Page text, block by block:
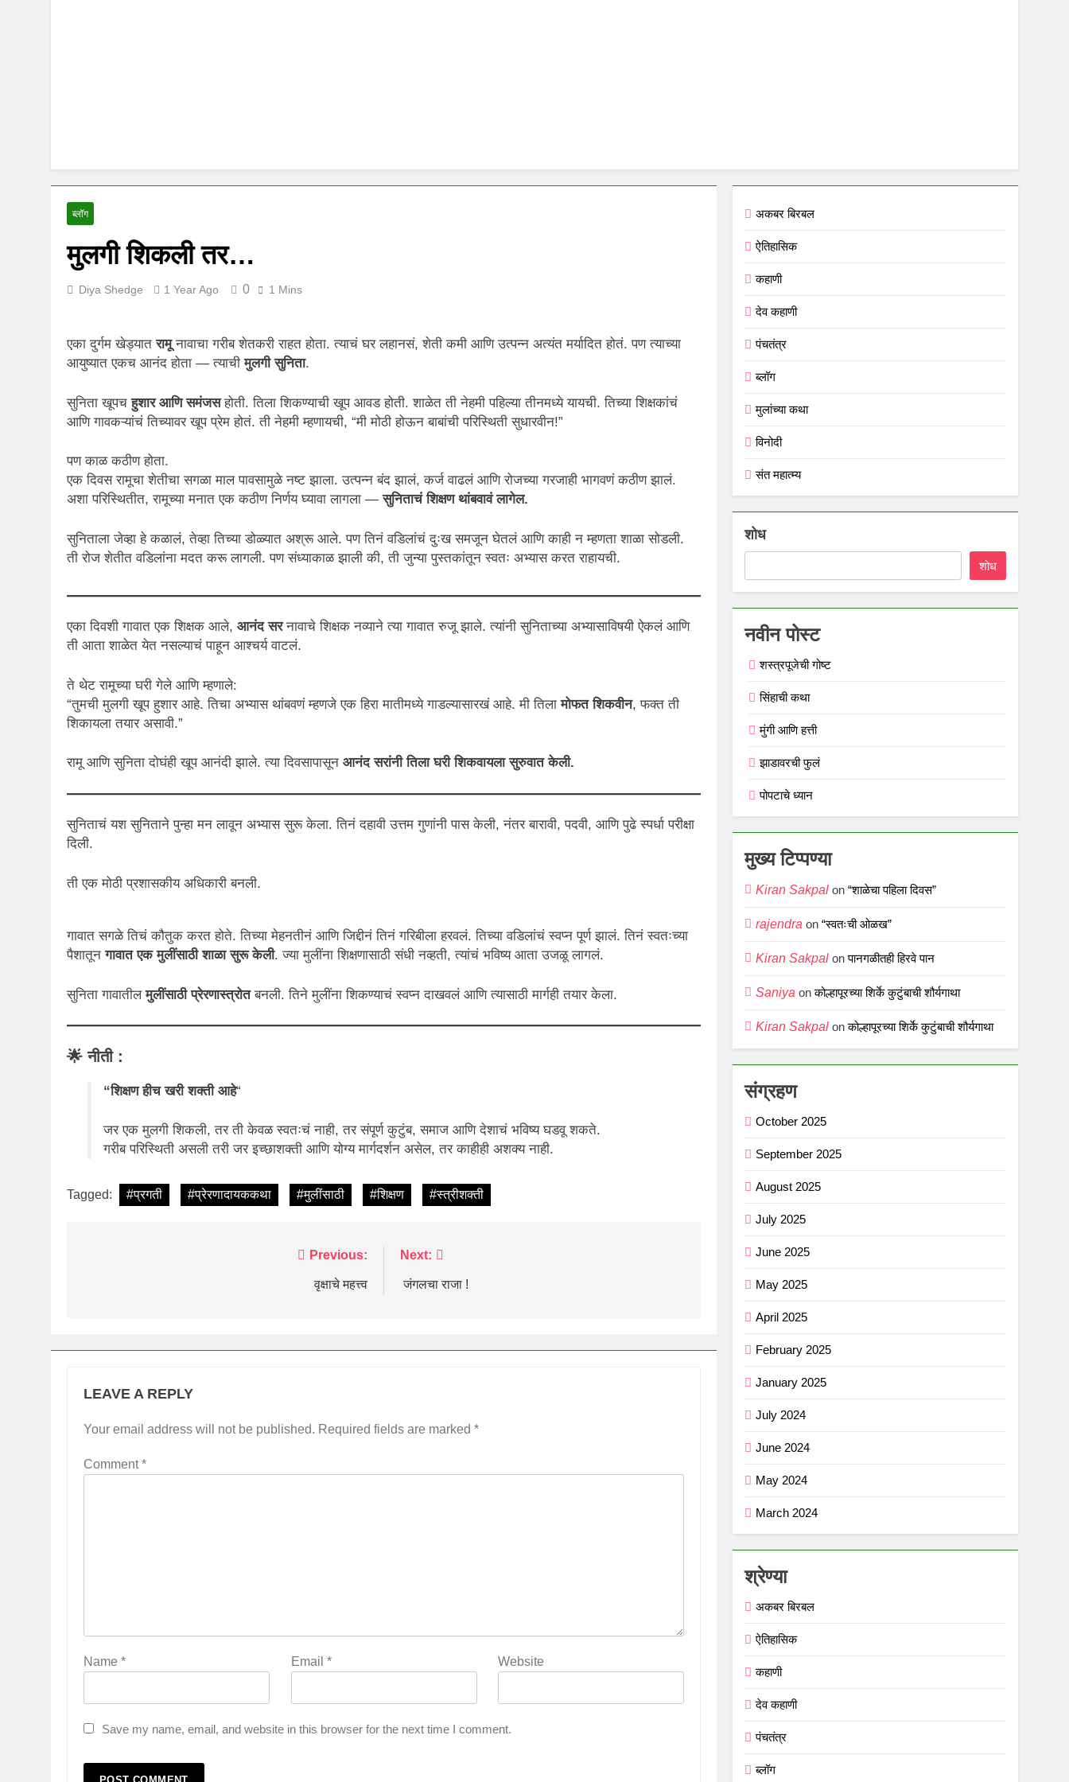
ब्लॉग
मुलगी शिकली तर…
Diya Shedge 1 Year Ago 0 1 Mins
एका दुर्गम खेड्यातरामूनावाचा गरीब शेतकरी राहत होता. त्याचं घर लहानसं, शेती कमी आणि उत्पन्न अत्यंत मर्यादित होतं. पण त्याच्या
आयुष्यात एकच आनंद होता — त्याचीमुलगी सुनिता.
सुनिता खूपचहुशार आणि समंजसहोती. तिला शिकण्याची खूप आवड होती. शाळेत ती नेहमी पहिल्या तीनमध्ये यायची. तिच्या शिक्षकांचं
आणि गावकऱ्यांचं तिच्यावर खूप प्रेम होतं. ती नेहमी म्हणायची, “मी मोठी होऊन बाबांची परिस्थिती सुधारवीन!”
पण काळ कठीण होता.
एक दिवस रामूचा शेतीचा सगळा माल पावसामुळे नष्ट झाला. उत्पन्न बंद झालं, कर्ज वाढलं आणि रोजच्या गरजाही भागवणं कठीण झालं.
अशा परिस्थितीत, रामूच्या मनात एक कठीण निर्णय घ्यावा लागला —सुनिताचं शिक्षण थांबवावं लागेल.
सुनिताला जेव्हा हे कळालं, तेव्हा तिच्या डोळ्यात अश्रू आले. पण तिनं वडिलांचं दुःख समजून घेतलं आणि काही न म्हणता शाळा सोडली.
ती रोज शेतीत वडिलांना मदत करू लागली. पण संध्याकाळ झाली की, ती जुन्या पुस्तकांतून स्वतः अभ्यास करत राहायची.
एका दिवशी गावात एक शिक्षक आले, आनंद सरनावाचे शिक्षक नव्याने त्या गावात रुजू झाले. त्यांनी सुनिताच्या अभ्यासाविषयी ऐकलं आणि
ती आता शाळेत येत नसल्याचं पाहून आश्चर्य वाटलं.
ते थेट रामूच्या घरी गेले आणि म्हणाले:
“तुमची मुलगी खूप हुशार आहे. तिचा अभ्यास थांबवणं म्हणजे एक हिरा मातीमध्ये गाडल्यासारखं आहे. मी तिलामोफत शिकवीन, फक्त ती
शिकायला तयार असावी.”
रामू आणि सुनिता दोघंही खूप आनंदी झाले. त्या दिवसापासून आनंद सरांनी तिला घरी शिकवायला सुरुवात केली.
सुनिताचं यश सुनिताने पुन्हा मन लावून अभ्यास सुरू केला. तिनं दहावी उत्तम गुणांनी पास केली, नंतर बारावी, पदवी, आणि पुढे स्पर्धा परीक्षा
दिली.
ती एक मोठी प्रशासकीय अधिकारी बनली.
गावात सगळे तिचं कौतुक करत होते. तिच्या मेहनतीनं आणि जिद्दीनं तिनं गरिबीला हरवलं. तिच्या वडिलांचं स्वप्न पूर्ण झालं. तिनं स्वतःच्या
पैशातूनगावात एक मुलींसाठी शाळा सुरू केली. ज्या मुलींना शिक्षणासाठी संधी नव्हती, त्यांचं भविष्य आता उजळू लागलं.
सुनिता गावातीलमुलींसाठी प्रेरणास्त्रोतबनली. तिने मुलींना शिकण्याचं स्वप्न दाखवलं आणि त्यासाठी मार्गही तयार केला.
🌟नीती :
“शिक्षण हीच खरी शक्ती आहे“
जर एक मुलगी शिकली, तर ती केवळ स्वतःचं नाही, तर संपूर्ण कुटुंब, समाज आणि देशाचं भविष्य घडवू शकते.
गरीब परिस्थिती असली तरी जर इच्छाशक्ती आणि योग्य मार्गदर्शन असेल, तर काहीही अशक्य नाही.
Tagged: #प्रगती #प्रेरणादायककथा #मुलींसाठी #शिक्षण #स्त्रीशक्ती
Previous:
वृक्षाचे महत्त्व
Next:
जंगलचा राजा !
LEAVE A REPLY
Your email address will not be published. Required fields are marked *
Comment*
Name * Email * Website
Save my name, email, and website in this browser for the next time I comment.
अकबर बिरबल
ऐतिहासिक
कहाणी
देव कहाणी
पंचतंत्र
ब्लॉग
मुलांच्या कथा
विनोदी
संत महात्म्य
शोध
शोध
नवीन पोस्ट
शस्त्रपूजेची गोष्ट
सिंहाची कथा
मुंगी आणि हत्ती
झाडावरची फुलं
पोपटाचे ध्यान
मुख्य टिप्पण्या
Kiran Sakpal on“शाळेचा पहिला दिवस”
rajendra on“स्वतःची ओळख”
Kiran Sakpal onपानगळीतही हिरवे पान
Saniya onकोल्हापूरच्या शिर्के कुटुंबाची शौर्यगाथा
Kiran Sakpal onकोल्हापूरच्या शिर्के कुटुंबाची शौर्यगाथा
संग्रहण
October 2025
September 2025
August 2025
July 2025
June 2025
May 2025
April 2025
February 2025
January 2025
July 2024
June 2024
May 2024
March 2024
श्रेण्या
अकबर बिरबल
ऐतिहासिक
कहाणी
देव कहाणी
पंचतंत्र
ब्लॉग